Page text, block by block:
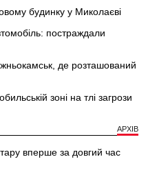
будинку у Миколаєві
постраждали
де розташований
зоні на тлі загрози
АРХІВ
вперше за довгий час